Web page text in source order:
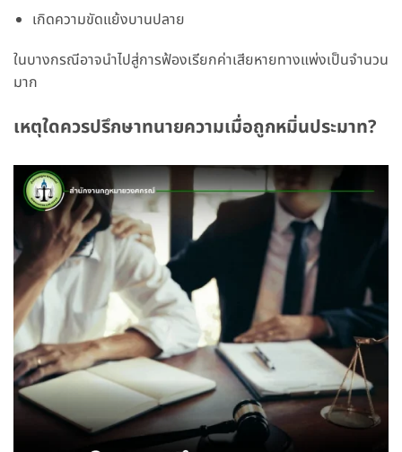
เกิดความขัดแย้งบานปลาย
ในบางกรณีอาจนำไปสู่การฟ้องเรียกค่าเสียหายทางแพ่งเป็นจำนวน
มาก
เหตุใดควรปรึกษาทนายความเมื่อถูกหมิ่นประมาท?